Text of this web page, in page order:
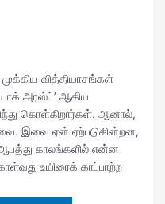
முக்கிய வித்தியாசங்கள்
அரஸ்ட்’ ஆகிய
கொள்கிறார்கள். ஆனால்,
இவை ஏன் ஏற்படுகின்றன,
காலங்களில் என்ன
உயிரைக் காப்பாற்ற